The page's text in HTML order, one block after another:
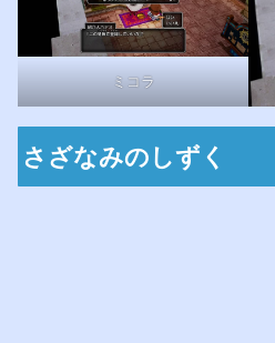
ミコラ
さざなみのしずく